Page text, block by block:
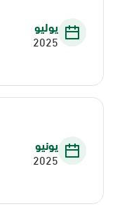
يوليو
2025
يونيو
2025